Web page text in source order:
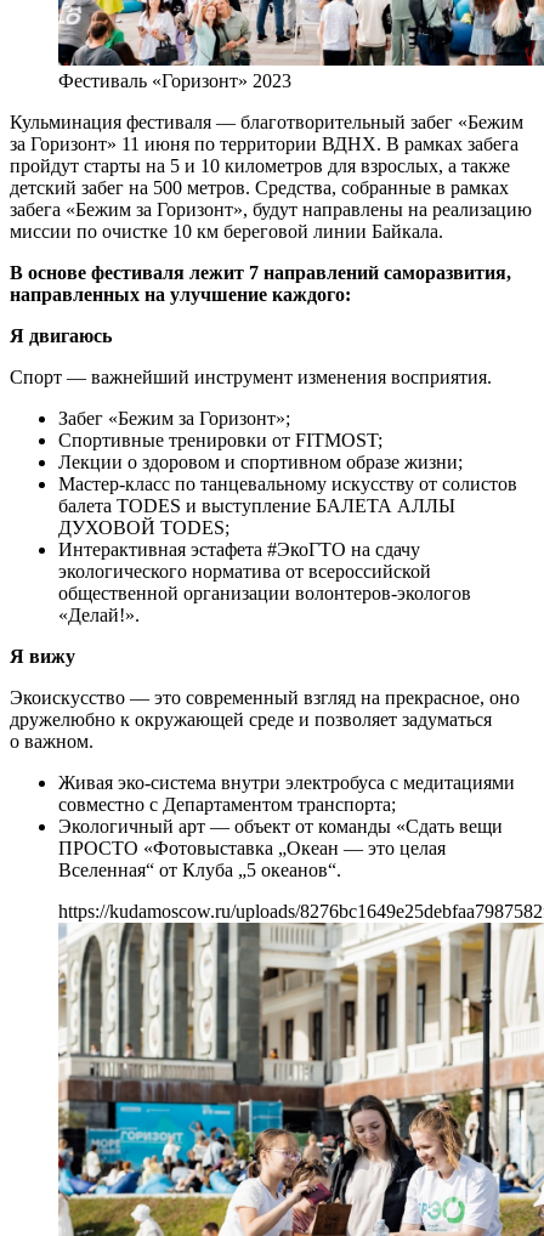
Фестиваль «Горизонт» 2023
Кульминация фестиваля — благотворительный забег «Бежим
за Горизонт» 11 июня по территории ВДНХ. В рамках забега
пройдут старты на 5 и 10 километров для взрослых, а также
детский забег на 500 метров. Средства, собранные в рамках
забега «Бежим за Горизонт», будут направлены на реализацию
миссии по очистке 10 км береговой линии Байкала.
В основе фестиваля лежит 7 направлений саморазвития,
направленных на улучшение каждого:
Я двигаюсь
Спорт — важнейший инструмент изменения восприятия.
Забег «Бежим за Горизонт»;
Спортивные тренировки от FITMOST;
Лекции о здоровом и спортивном образе жизни;
Мастер-класс по танцевальному искусству от солистов
балета TODES и выступление БАЛЕТА АЛЛЫ
ДУХОВОЙ TODES;
Интерактивная эстафета #ЭкоГТО на сдачу
экологического норматива от всероссийской
общественной организации волонтеров-экологов
«Делай!».
Я вижу
Экоискусство — это современный взгляд на прекрасное, оно
дружелюбно к окружающей среде и позволяет задуматься
о важном.
Живая эко-система внутри электробуса с медитациями
совместно с Департаментом транспорта;
Экологичный арт — объект от команды «Сдать вещи
ПРОСТО «Фотовыставка „Океан — это целая
Вселенная“ от Клуба „5 океанов“.
https://kudamoscow.ru/uploads/